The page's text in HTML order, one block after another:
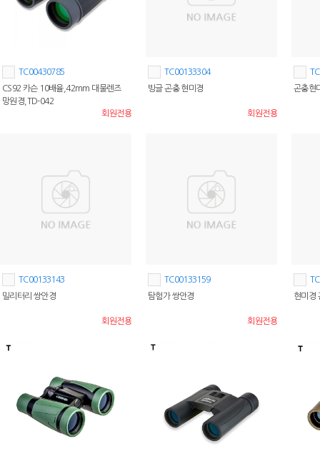
TC00430785
CS92 카슨 10배율,42mm 대물렌즈
망원경,TD-042
회원전용
TC00133304
빙글 곤충 현미경
회원전용
곤충현
TC00133143
밀리터리 쌍안경
회원전용
TC00133159
탐험가 쌍안경
회원전용
현미경